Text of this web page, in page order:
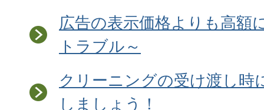
広告の表示価格よりも高額
トラブル～
クリーニングの受け渡し時
しましょう！